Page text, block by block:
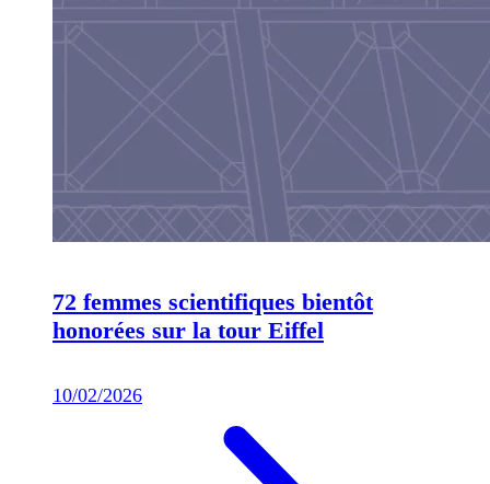
72 femmes scientifiques bientôt
honorées sur la tour Eiffel
10/02/2026